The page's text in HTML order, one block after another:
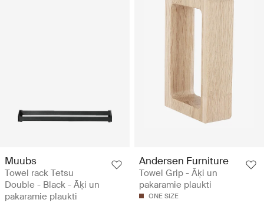
Muubs
Towel rack Tetsu
Double - Black - Āķi un
pakaramie plaukti
Andersen Furniture
Towel Grip - Āķi un
pakaramie plaukti
ONE SIZE